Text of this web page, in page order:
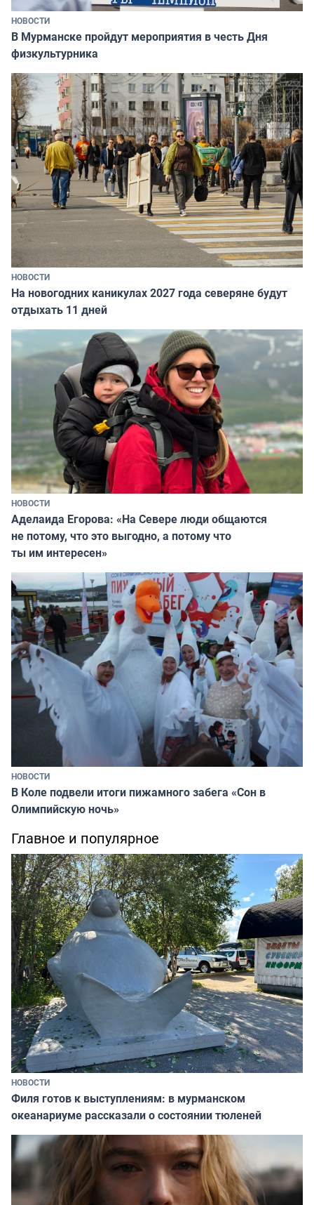
НОВОСТИ
В Мурманске пройдут мероприятия в честь Дня
физкультурника
НОВОСТИ
На новогодних каникулах 2027 года северяне будут
отдыхать 11 дней
НОВОСТИ
Аделаида Егорова: «На Севере люди общаются
не потому, что это выгодно, а потому что
ты им интересен»
НОВОСТИ
В Коле подвели итоги пижамного забега «Сон в
Олимпийскую ночь»
Главное и популярное
НОВОСТИ
Филя готов к выступлениям: в мурманском
океанариуме рассказали о состоянии тюленей